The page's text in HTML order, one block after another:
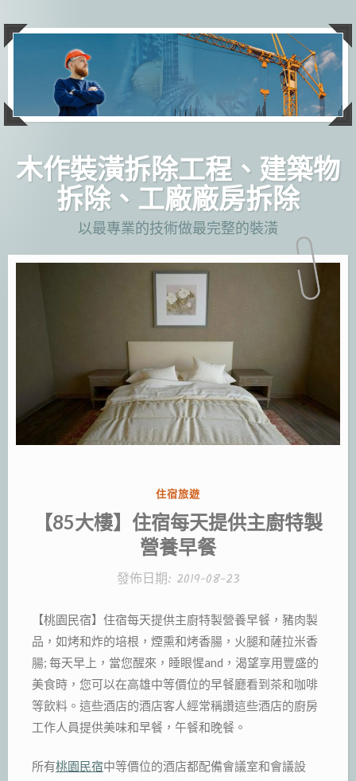
主
木作裝潢拆除工程、建築物
拆除、工廠廠房拆除
以最專業的技術做最完整的裝潢
分
類:
住宿旅遊
【85大樓】住宿每天提供主廚特製
營養早餐
發佈日期: 2019-08-23
【桃園民宿】住宿每天提供主廚特製營養早餐，豬肉製
品，如烤和炸的培根，煙熏和烤香腸，火腿和薩拉米香
腸; 每天早上，當您醒來，睡眼惺and，渴望享用豐盛的
美食時，您可以在高雄中等價位的早餐廳看到茶和咖啡
等飲料。這些酒店的酒店客人經常稱讚這些酒店的廚房
工作人員提供美味和早餐，午餐和晚餐。
所有桃園民宿中等價位的酒店都配備會議室和會議設